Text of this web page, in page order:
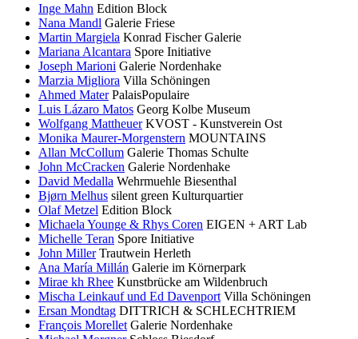
Inge Mahn Edition Block
Nana Mandl Galerie Friese
Martin Margiela Konrad Fischer Galerie
Mariana Alcantara Spore Initiative
Joseph Marioni Galerie Nordenhake
Marzia Migliora Villa Schöningen
Ahmed Mater PalaisPopulaire
Luis Lázaro Matos Georg Kolbe Museum
Wolfgang Mattheuer KVOST - Kunstverein Ost
Monika Maurer-Morgenstern MOUNTAINS
Allan McCollum Galerie Thomas Schulte
John McCracken Galerie Nordenhake
David Medalla Wehrmuehle Biesenthal
Bjørn Melhus silent green Kulturquartier
Olaf Metzel Edition Block
Michaela Younge & Rhys Coren EIGEN + ART Lab
Michelle Teran Spore Initiative
John Miller Trautwein Herleth
Ana María Millán Galerie im Körnerpark
Mirae kh Rhee Kunstbrücke am Wildenbruch
Mischa Leinkauf und Ed Davenport Villa Schöningen
Ersan Mondtag DITTRICH & SCHLECHTRIEM
François Morellet Galerie Nordenhake